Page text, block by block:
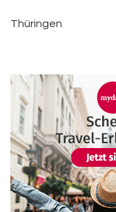
Thüringen